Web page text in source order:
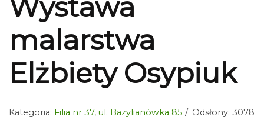
Wystawa
malarstwa
Elżbiety Osypiuk
Kategoria: Filia nr 37, ul. Bazylianówka 85 Odsłony: 3078